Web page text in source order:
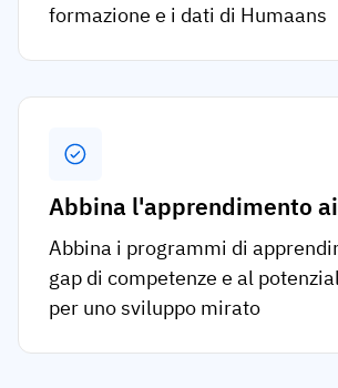
formazione e i dati di Humaans
Abbina l'apprendimento
Abbina i programmi di
gap di competenze e al
per uno sviluppo mirato